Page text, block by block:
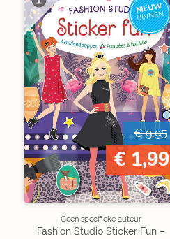
NIEUW
BINNEN
€ 9,95
€ 1,99
Geen specifieke auteur
Fashion Studio Sticker Fun –